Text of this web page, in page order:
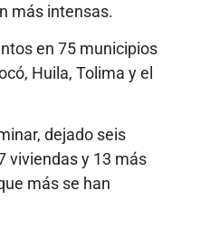
más intensas.
en 75 municipios
Huila, Tolima y el
dejado seis
viviendas y 13 más
más se han